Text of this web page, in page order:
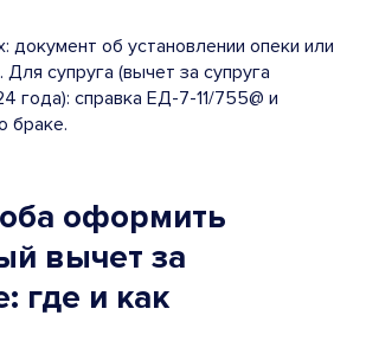
документ об установлении опеки или
Для супруга (вычет за супруга
года): справка ЕД-7-11/755@ и
браке.
оформить
вычет за
где и как